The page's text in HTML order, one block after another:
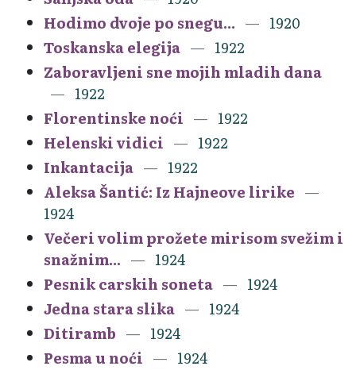
Hodimo dvoje po snegu...
1920
Toskanska elegija
1922
Zaboravljeni sne mojih mladih dana
1922
Florentinske noći
1922
Helenski vidici
1922
Inkantacija
1922
Aleksa Šantić: Iz Hajneove lirike
1924
Večeri volim prožete mirisom svežim i
snažnim...
1924
Pesnik carskih soneta
1924
Jedna stara slika
1924
Ditiramb
1924
Pesma u noći
1924